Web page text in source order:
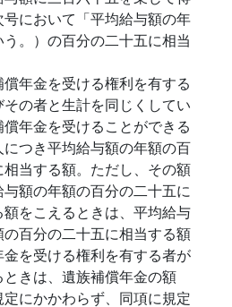
号において「平均給与額の年
。）の百分の二十五に相当
年金を受ける権利を有する
の者と生計を同じくしてい
償年金を受けることができる
つき平均給与額の年額の百
当する額。ただし、その額
与額の年額の百分の二十五に
をこえるときは、平均給与
百分の二十五に相当する額
を受ける権利を有する者が
きは、遺族補償年金の額
にかかわらず、同項に規定